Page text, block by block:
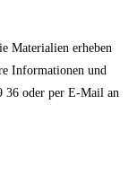
Materialien erheben
Informationen und
36 oder per E-Mail an